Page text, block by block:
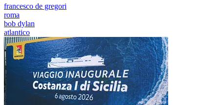
francesco de gregori
roma
bob dylan
atlantico